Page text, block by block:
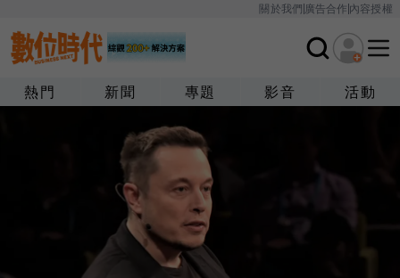
關於我們廣告合作內容授權
熱門 新聞 專題 影音 活動